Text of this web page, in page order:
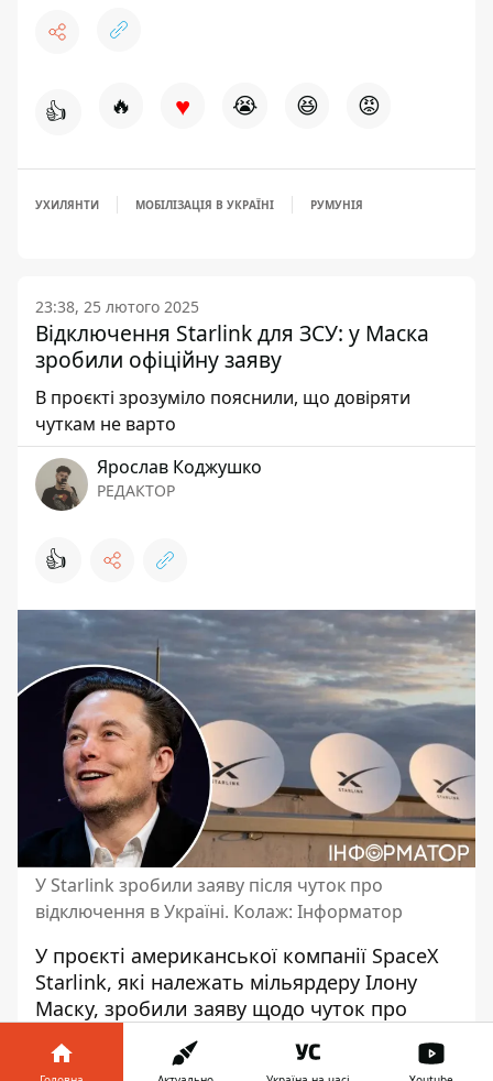
👍 🔥 ♥ 😭 😆 😡
УХИЛЯНТИ МОБІЛІЗАЦІЯ В УКРАЇНІ РУМУНІЯ
23:38, 25 лютого 2025
Відключення Starlink для ЗСУ: у Маска
зробили офіційну заяву
В проєкті зрозуміло пояснили, що довіряти
чуткам не варто
Ярослав Коджушко
РЕДАКТОР
👍
У Starlink зробили заяву після чуток про
відключення в Україні. Колаж: Інформатор
У проєкті американської компанії SpaceX
Starlink, які належать мільярдеру Ілону
Маску, зробили заяву щодо чуток про
припинення надання послуг
інтернету для України. Їх назвали